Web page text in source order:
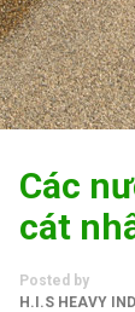
Các
cát
Posted by
H.I.S HEAVY